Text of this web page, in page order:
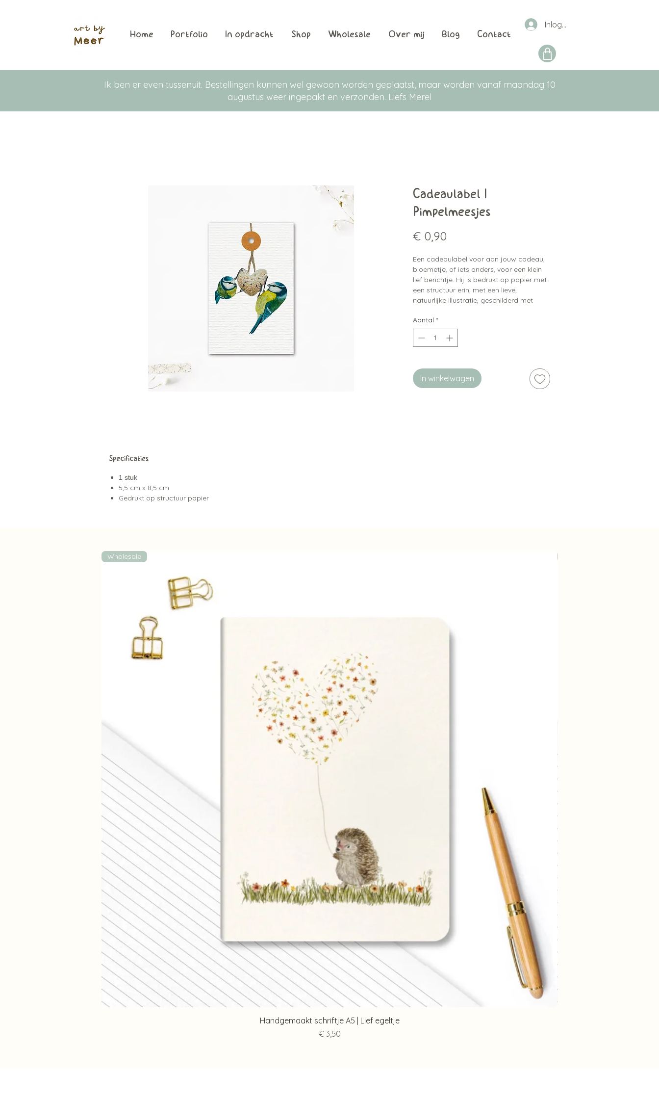
Home Portfolio In opdracht Shop Wholesale Over mij Blog Contact
Inloggen
Ik ben er even tussenuit. Bestellingen kunnen wel gewoon worden geplaatst, maar worden vanaf maandag 10
augustus weer ingepakt en verzonden. Liefs Merel
Cadeaulabel |
Pimpelmeesjes
€ 0,90
Een cadeaulabel voor aan jouw cadeau,
bloemetje, of iets anders, voor een klein
lief berichtje. Hij is bedrukt op papier met
een structuur erin, met een lieve,
natuurlijke illustratie, geschilderd met
Hij heeft een blanco achterkant.
Aantal *
In winkelwagen
Specificaties
1 stuk
5,5 cm x 8,5 cm
Gedrukt op structuur papier
Snel overzicht
Wholesale
Handgemaakt schriftje A5 | Lief egeltje
Prijs
€ 3,50